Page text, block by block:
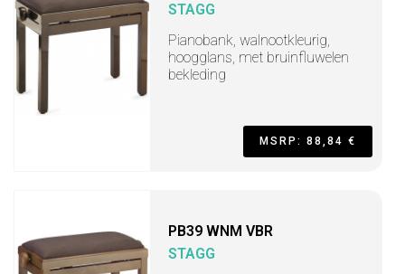
STAGG
Pianobank, walnootkleurig,
hoogglans, met bruinfluwelen
bekleding
MSRP: 88,84 €
PB39 WNM VBR
STAGG